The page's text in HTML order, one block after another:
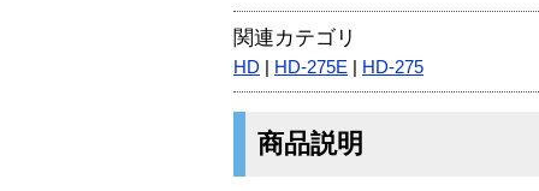
関連カテゴリ
HD HD-275E HD-275
商品説明